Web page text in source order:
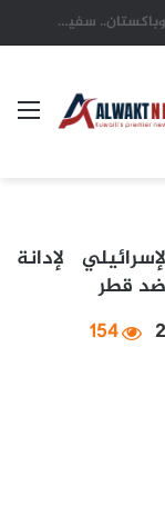
لإدانة
ضد قطر
154